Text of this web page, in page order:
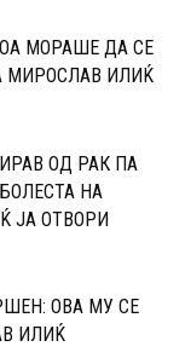
МОРАШЕ ДА СЕ
МИРОСЛАВ ИЛИЌ
ОД РАК ПА
НА
ЈА ОТВОРИ
ОВА МУ СЕ
ИЛИЌ